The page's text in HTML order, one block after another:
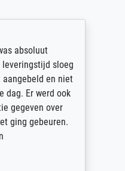
und
wurde sehr
so dass es
Es wird nicht
sein. Vielen